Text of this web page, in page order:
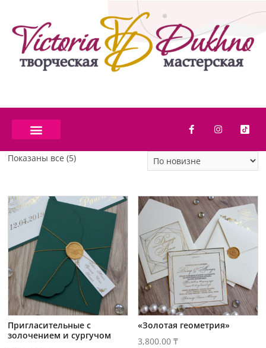
Показаны все (5)
Пригласительные с
золочением и сургучом
«Золотая геометрия»
3,800.00₸